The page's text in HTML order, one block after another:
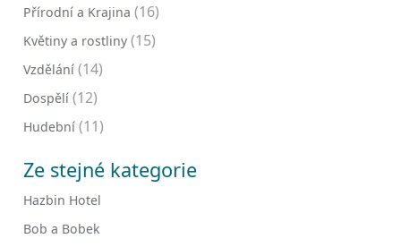
Přírodní a Krajina (16)
Květiny a rostliny (15)
Vzdělání (14)
Dospělí (12)
Hudební (11)
Ze stejné kategorie
Hazbin Hotel
Bob a Bobek